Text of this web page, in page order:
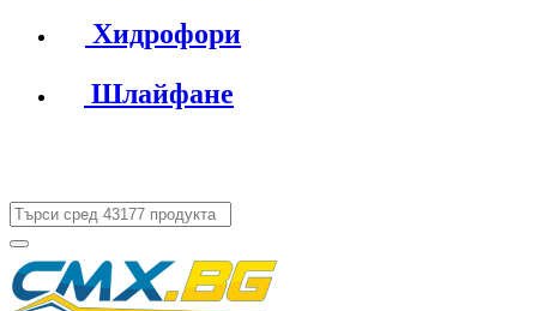
Хидрофори
Шлайфане